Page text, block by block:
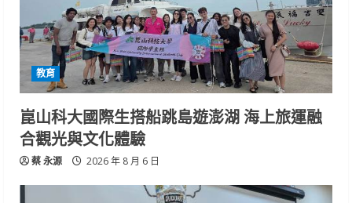
教育
崑山科大國際生搭船跳島遊澎湖 海上旅運融
合觀光與文化體驗
蔡 永源 2026 年 8 月 6 日